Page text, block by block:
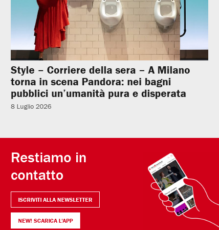
Style – Corriere della sera – A Milano
torna in scena Pandora: nei bagni
pubblici un’umanità pura e disperata
8 Luglio 2026
Restiamo in
contatto
ISCRIVITI ALLA NEWSLETTER
NEW! SCARICA L'APP